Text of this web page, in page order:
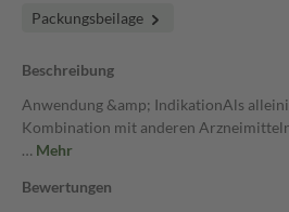
Packungsbeilage
Beschreibung
Anwendung &amp; IndikationAls
Kombination mit anderen
… Mehr
Bewertungen